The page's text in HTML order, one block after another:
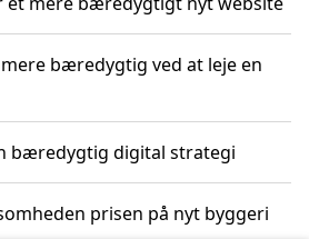
bæredygtig ved at leje en
bæredygtig digital strategi
prisen på nyt byggeri